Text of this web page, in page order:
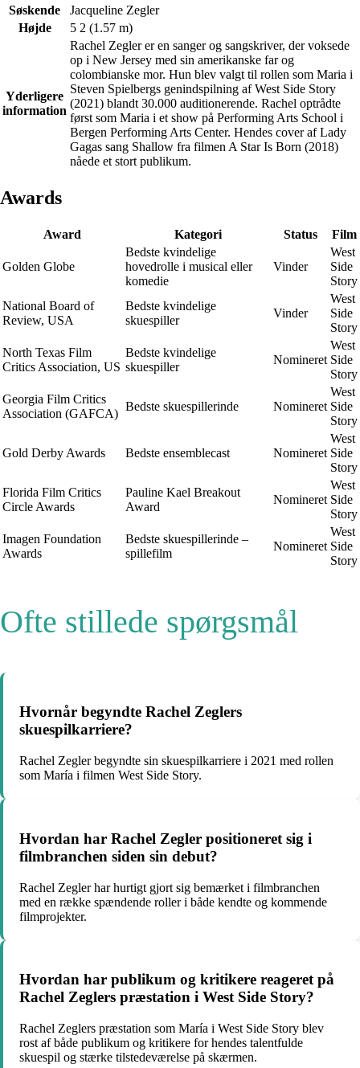
Søskende
Jacqueline Zegler
Højde
5 2 (1.57 m)
Yderligere
information
Rachel Zegler er en sanger og sangskriver, der voksede
op i New Jersey med sin amerikanske far og
colombianske mor. Hun blev valgt til rollen som Maria i
Steven Spielbergs genindspilning af West Side Story
(2021) blandt 30.000 auditionerende. Rachel optrådte
først som Maria i et show på Performing Arts School i
Bergen Performing Arts Center. Hendes cover af Lady
Gagas sang Shallow fra filmen A Star Is Born (2018)
nåede et stort publikum.
Awards
Award Kategori Status Film
Golden Globe
Bedste kvindelige
hovedrolle i musical eller
komedie
Vinder
West
Side
Story
National Board of
Review, USA
Bedste kvindelige
skuespiller
Vinder
West
Side
Story
North Texas Film
Critics Association, US
Bedste kvindelige
skuespiller
Nomineret
West
Side
Story
Georgia Film Critics
Association (GAFCA)
Bedste skuespillerinde Nomineret
West
Side
Story
Gold Derby Awards Bedste ensemblecast Nomineret
West
Side
Story
Florida Film Critics
Circle Awards
Pauline Kael Breakout
Award
Nomineret
West
Side
Story
Imagen Foundation
Awards
Bedste skuespillerinde –
spillefilm
Nomineret
West
Side
Story
Ofte stillede spørgsmål
Hvornår begyndte Rachel Zeglers
skuespilkarriere?
Rachel Zegler begyndte sin skuespilkarriere i 2021 med rollen
som María i filmen West Side Story.
Hvordan har Rachel Zegler positioneret sig i
filmbranchen siden sin debut?
Rachel Zegler har hurtigt gjort sig bemærket i filmbranchen
med en række spændende roller i både kendte og kommende
filmprojekter.
Hvordan har publikum og kritikere reageret på
Rachel Zeglers præstation i West Side Story?
Rachel Zeglers præstation som María i West Side Story blev
rost af både publikum og kritikere for hendes talentfulde
skuespil og stærke tilstedeværelse på skærmen.